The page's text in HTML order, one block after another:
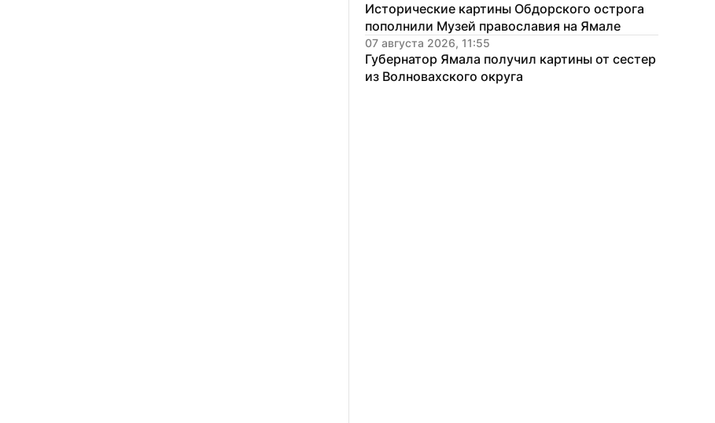
Исторические картины Обдорского острога
пополнили Музей православия на Ямале
07 августа 2026, 11:55
Губернатор Ямала получил картины от сестер
из Волновахского округа